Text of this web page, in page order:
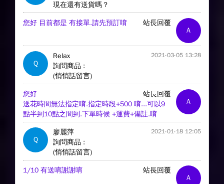
現在還有送貨嗎？
A
站長回覆
您好 目前都是 有接單.請先預訂唷
Q
Relax 2021-03-05 13:28
詢問商品 :
(悄悄話留言)
A
站長回覆
您好
送花時間無法指定唷.指定時段+500 唷...可以9
點半到10點之間到.下單時候 +運費+備註.唷
Q
廖麗萍 2021-01-18 12:05
詢問商品 :
(悄悄話留言)
A
站長回覆
1/10 有送唷謝謝唷